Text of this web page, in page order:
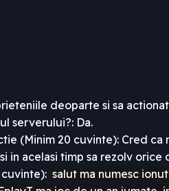
deoparte si sa
serverului?: Da.
(Minim 20 cuvinte): Cred
in acelasi timp sa rezolv
salut ma numesc